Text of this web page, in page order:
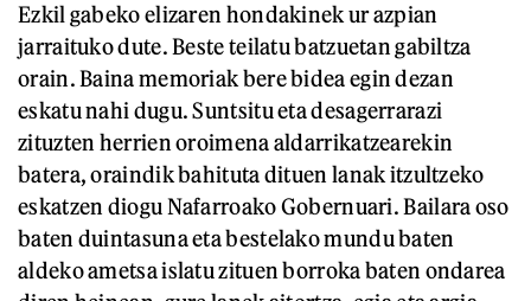
Ezkil gabeko elizaren hondakinek ur azpian
jarraituko dute. Beste teilatu batzuetan gabiltza
orain. Baina memoriak bere bidea egin dezan
eskatu nahi dugu. Suntsitu eta desagerrarazi
zituzten herrien oroimena aldarrikatzearekin
batera, oraindik bahituta dituen lanak itzultzeko
eskatzen diogu Nafarroako Gobernuari. Bailara oso
baten duintasuna eta bestelako mundu baten
aldeko ametsa islatu zituen borroka baten ondarea